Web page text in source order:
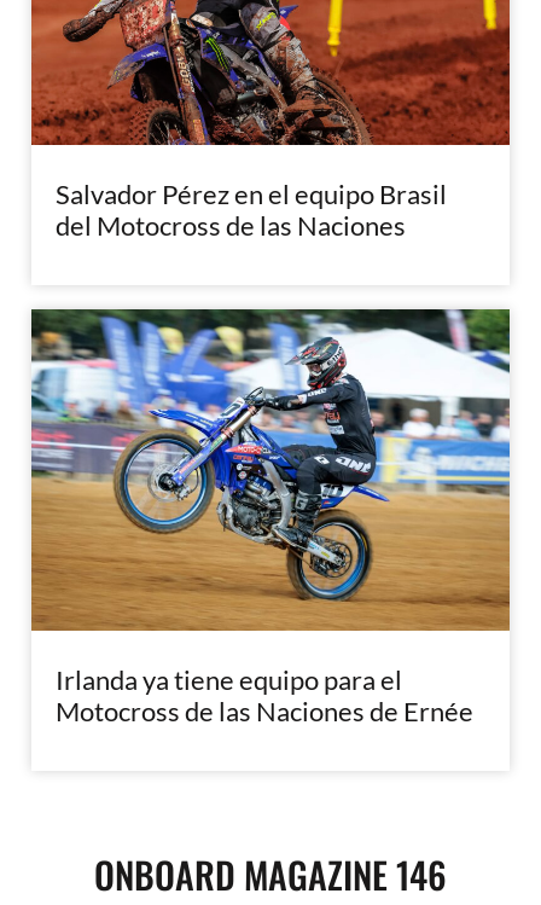
Salvador Pérez en el equipo Brasil
del Motocross de las Naciones
Irlanda ya tiene equipo para el
Motocross de las Naciones de Ernée
ONBOARD MAGAZINE 146